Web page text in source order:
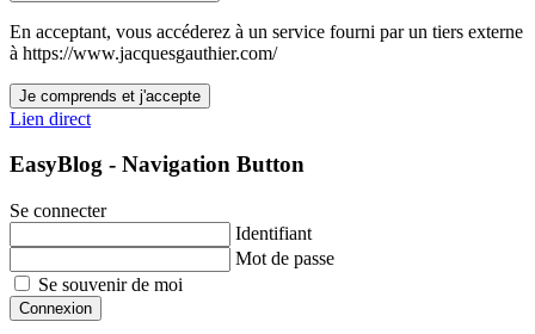
En acceptant, vous accéderez à un service fourni par un tiers externe
à https://www.jacquesgauthier.com/
Je comprends et j'accepte
Lien direct
EasyBlog - Navigation Button
Se connecter
Identifiant
Mot de passe
Se souvenir de moi
Connexion